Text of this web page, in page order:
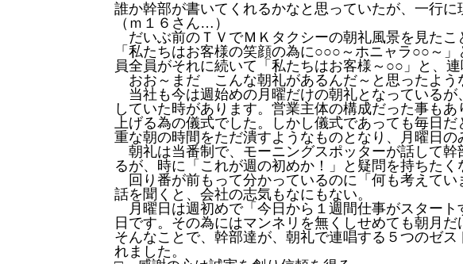
誰か幹部が書いてくれるかなと思っていたが、一行に
（ｍ１６さん…）
だいぶ前のＴＶでＭＫタクシーの朝礼風景を見たこ
「私たちはお客様の笑顔の為に○○○～ホニャラ○○～
員全員がそれに続いて「私たちはお客様～○○」と、連
おお～まだ こんな朝礼があるんだ～と思ったよう
当社も今は週始めの月曜だけの朝礼となっているが
していた時があります。営業主体の構成だった事も
上げる為の儀式でした。しかし儀式であっても毎日
重な朝の時間をただ潰すようなものとなり、月曜日の
朝礼は当番制で、モーニングスポッターが話して幹
るが、時に「これが週の初めか！」と疑問を持ちたく
回り番が前もって分かっているのに「何も考えてい
話を聞くと、会社の志気もなにもない。
月曜日は週初めで「今日から１週間仕事がスター
日です。その為にはマンネリを無くしせめても朝月だ
そんなことで、幹部達が、朝礼で連唱する５つのゼス
れました。